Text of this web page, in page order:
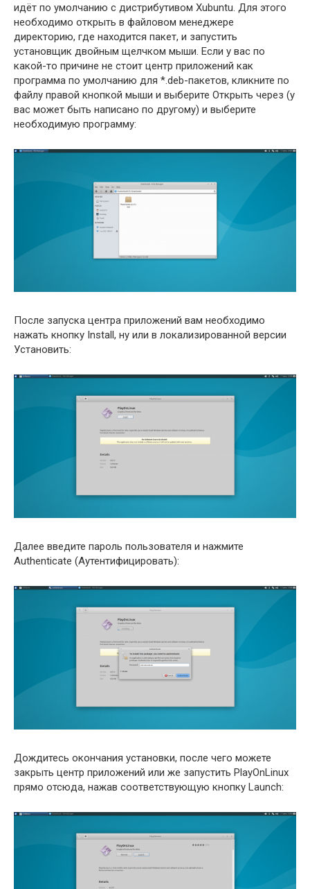
идёт по умолчанию с дистрибутивом Xubuntu. Для этого
необходимо открыть в файловом менеджере
директорию, где находится пакет, и запустить
установщик двойным щелчком мыши. Если у вас по
какой-то причине не стоит центр приложений как
программа по умолчанию для *.deb-пакетов, кликните по
файлу правой кнопкой мыши и выберите Открыть через (у
вас может быть написано по другому) и выберите
необходимую программу:
После запуска центра приложений вам необходимо
нажать кнопку Install, ну или в локализированной версии
Установить:
Далее введите пароль пользователя и нажмите
Authenticate (Аутентифицировать):
Дождитесь окончания установки, после чего можете
закрыть центр приложений или же запустить PlayOnLinux
прямо отсюда, нажав соответствующую кнопку Launch: